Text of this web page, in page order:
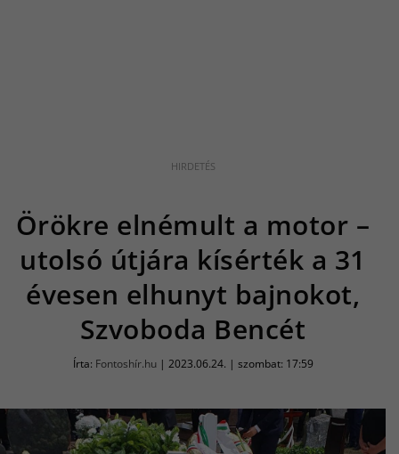
Örökre elnémult a motor –
utolsó útjára kísérték a 31
évesen elhunyt bajnokot,
Szvoboda Bencét
Írta: Fontoshír.hu| 2023.06.24. | szombat: 17:59